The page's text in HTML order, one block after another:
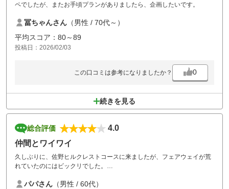
ペでしたが、またお手頃プランがありましたら、企画したいです。
冨ちゃんさん （男性 / 70代～）
平均スコア：80～89
投稿日：2026/02/03
この口コミは参考になりましたか？ 0
続きを見る
総合評価
4.0
仲間とワイワイ
久しぶりに、佐野ヒルクレストコースに来ましたが、フェアウェイが荒
れていたのにはビックリでした。
フェアウェイ乗り入れのせいですかね？
パパさん （男性 / 60代）